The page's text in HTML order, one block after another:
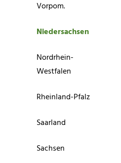
Vorpom.
Niedersachsen
Nordrhein-
Westfalen
Rheinland-Pfalz
Saarland
Sachsen